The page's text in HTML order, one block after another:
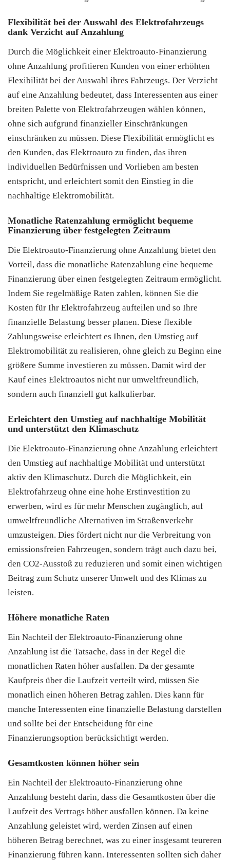
Flexibilität bei der Auswahl des Elektrofahrzeugs
dank Verzicht auf Anzahlung
Durch die Möglichkeit einer Elektroauto-Finanzierung
ohne Anzahlung profitieren Kunden von einer erhöhten
Flexibilität bei der Auswahl ihres Fahrzeugs. Der Verzicht
auf eine Anzahlung bedeutet, dass Interessenten aus einer
breiten Palette von Elektrofahrzeugen wählen können,
ohne sich aufgrund finanzieller Einschränkungen
einschränken zu müssen. Diese Flexibilität ermöglicht es
den Kunden, das Elektroauto zu finden, das ihren
individuellen Bedürfnissen und Vorlieben am besten
entspricht, und erleichtert somit den Einstieg in die
nachhaltige Elektromobilität.
Monatliche Ratenzahlung ermöglicht bequeme
Finanzierung über festgelegten Zeitraum
Die Elektroauto-Finanzierung ohne Anzahlung bietet den
Vorteil, dass die monatliche Ratenzahlung eine bequeme
Finanzierung über einen festgelegten Zeitraum ermöglicht.
Indem Sie regelmäßige Raten zahlen, können Sie die
Kosten für Ihr Elektrofahrzeug aufteilen und so Ihre
finanzielle Belastung besser planen. Diese flexible
Zahlungsweise erleichtert es Ihnen, den Umstieg auf
Elektromobilität zu realisieren, ohne gleich zu Beginn eine
größere Summe investieren zu müssen. Damit wird der
Kauf eines Elektroautos nicht nur umweltfreundlich,
sondern auch finanziell gut kalkulierbar.
Erleichtert den Umstieg auf nachhaltige Mobilität
und unterstützt den Klimaschutz
Die Elektroauto-Finanzierung ohne Anzahlung erleichtert
den Umstieg auf nachhaltige Mobilität und unterstützt
aktiv den Klimaschutz. Durch die Möglichkeit, ein
Elektrofahrzeug ohne eine hohe Erstinvestition zu
erwerben, wird es für mehr Menschen zugänglich, auf
umweltfreundliche Alternativen im Straßenverkehr
umzusteigen. Dies fördert nicht nur die Verbreitung von
emissionsfreien Fahrzeugen, sondern trägt auch dazu bei,
den CO2-Ausstoß zu reduzieren und somit einen wichtigen
Beitrag zum Schutz unserer Umwelt und des Klimas zu
leisten.
Höhere monatliche Raten
Ein Nachteil der Elektroauto-Finanzierung ohne
Anzahlung ist die Tatsache, dass in der Regel die
monatlichen Raten höher ausfallen. Da der gesamte
Kaufpreis über die Laufzeit verteilt wird, müssen Sie
monatlich einen höheren Betrag zahlen. Dies kann für
manche Interessenten eine finanzielle Belastung darstellen
und sollte bei der Entscheidung für eine
Finanzierungsoption berücksichtigt werden.
Gesamtkosten können höher sein
Ein Nachteil der Elektroauto-Finanzierung ohne
Anzahlung besteht darin, dass die Gesamtkosten über die
Laufzeit des Vertrags höher ausfallen können. Da keine
Anzahlung geleistet wird, werden Zinsen auf einen
höheren Betrag berechnet, was zu einer insgesamt teureren
Finanzierung führen kann. Interessenten sollten sich daher